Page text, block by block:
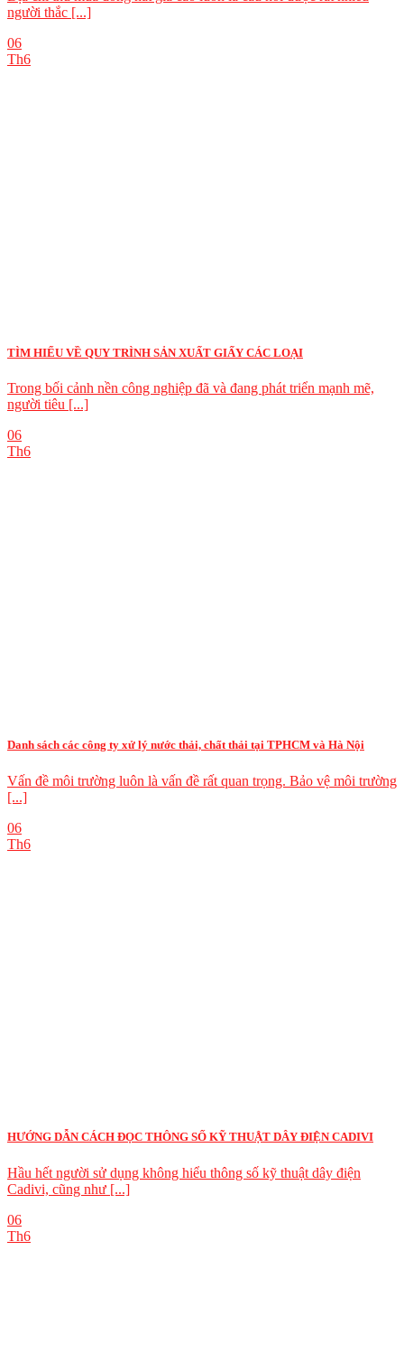
người thắc [...]
06
Th6
TÌM HIỂU VỀ QUY TRÌNH SẢN XUẤT GIẤY CÁC LOẠI
Trong bối cảnh nền công nghiệp đã và đang phát triển mạnh mẽ,
người tiêu [...]
06
Th6
Danh sách các công ty xử lý nước thải, chất thải tại TPHCM và Hà Nội
Vấn đề môi trường luôn là vấn đề rất quan trọng. Bảo vệ môi trường
[...]
06
Th6
HƯỚNG DẪN CÁCH ĐỌC THÔNG SỐ KỸ THUẬT DÂY ĐIỆN CADIVI
Hầu hết người sử dụng không hiểu thông số kỹ thuật dây điện
Cadivi, cũng như [...]
06
Th6